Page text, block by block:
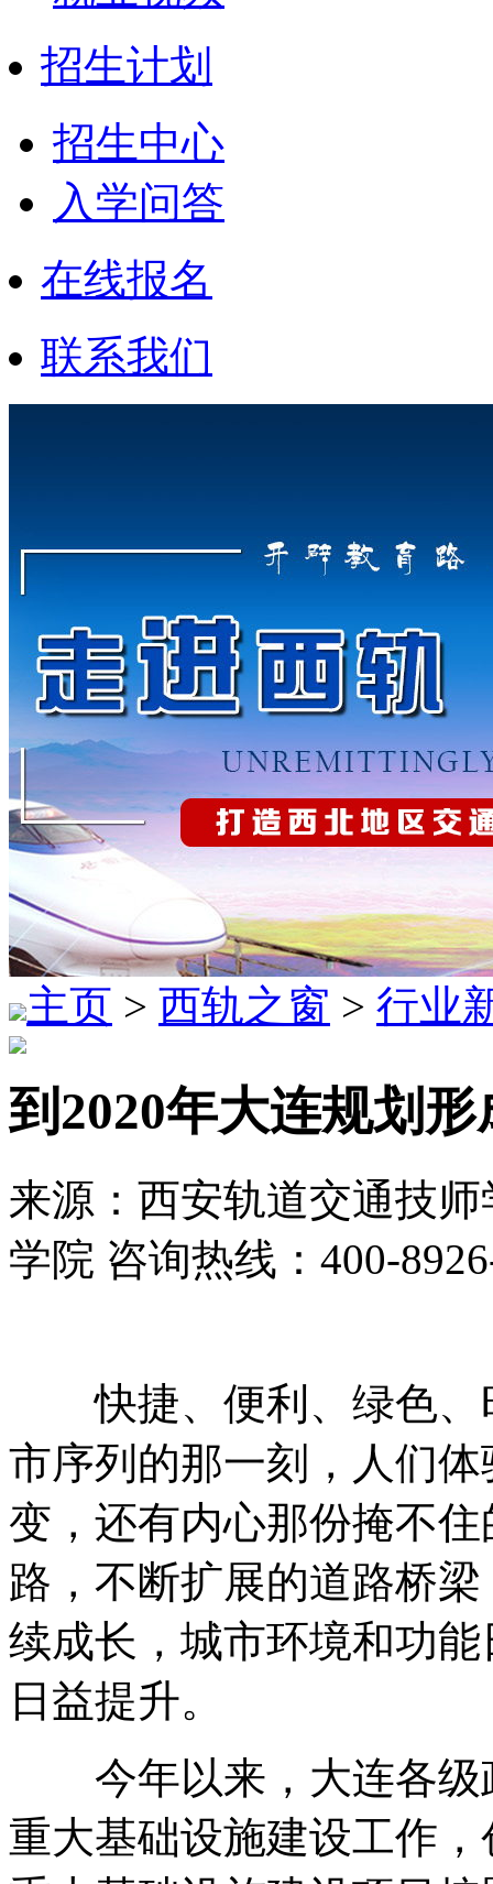
招生计划
招生中心
入学问答
在线报名
联系我们
主页 > 西轨之窗 > 行业
到2020年大连规划
来源：西安轨道交通技
学院 咨询热线：400-
快捷、便利、绿色、
市序列的那一刻，人们
变，还有内心那份掩不
路，不断扩展的道路桥
续成长，城市环境和功
日益提升。
今年以来，大连各级
重大基础设施建设工作